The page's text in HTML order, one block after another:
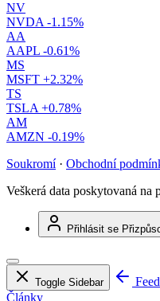
NV
NVDA -1.15%
AA
AAPL -0.61%
MS
MSFT +2.32%
TS
TSLA +0.78%
AM
AMZN -0.19%
Soukromí · Obchodní
Veškerá data poskytovaná
Přihlásit se
Toggle Sidebar
Feed
Články